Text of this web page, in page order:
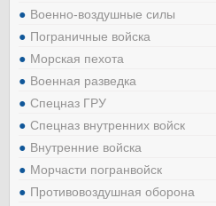
Военно-воздушные силы
Пограничные войска
Морская пехота
Военная разведка
Спецназ ГРУ
Спецназ внутренних войск
Внутренние войска
Морчасти погранвойск
Противовоздушная оборона